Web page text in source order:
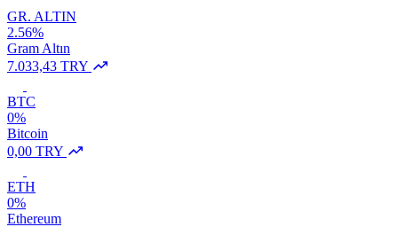
GR. ALTIN
2.56%
Gram Altın
7.033,43 TRY
BTC
0%
Bitcoin
0,00 TRY
ETH
0%
Ethereum